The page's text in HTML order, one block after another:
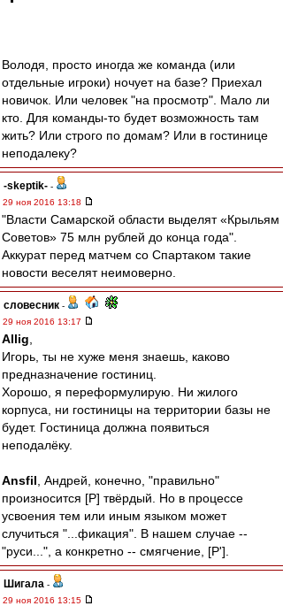
Володя, просто иногда же команда (или
отдельные игроки) ночует на базе? Приехал
новичок. Или человек "на просмотр". Мало ли
кто. Для команды-то будет возможность там
жить? Или строго по домам? Или в гостинице
неподалеку?
-skeptik- -
29 ноя 2016 13:18
"Власти Самарской области выделят «Крыльям
Советов» 75 млн рублей до конца года".
Аккурат перед матчем со Спартаком такие
новости веселят неимоверно.
словесник -
29 ноя 2016 13:17
Allig
Игорь, ты не хуже меня знаешь, каково
предназначение гостиниц.
Хорошо, я переформулирую. Ни жилого
корпуса, ни гостиницы на территории базы не
будет. Гостиница должна появиться
неподалёку.
Ansfil , Андрей, конечно, "правильно"
произносится [Р] твёрдый. Но в процессе
усвоения тем или иным языком может
случиться "...фикация". В нашем случае --
"руси...", а конкретно -- смягчение, [Р'].
Шигала -
29 ноя 2016 13:15